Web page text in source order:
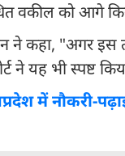
वकील को आगे
ने कहा, "अगर इस
ने यह भी स्पष्ट
में नौकरी-